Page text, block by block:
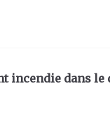
incendie dans le